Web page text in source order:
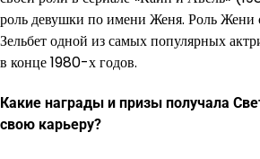
роль девушки по имени Женя. Роль Жени
Зельбет одной из самых популярных
в конце 1980-х годов.
Какие награды и призы получала
свою карьеру?